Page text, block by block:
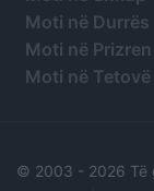
Moti në Durrës
Moti në Prizren
Moti në Tetovë
© 2003 - 2026 Të